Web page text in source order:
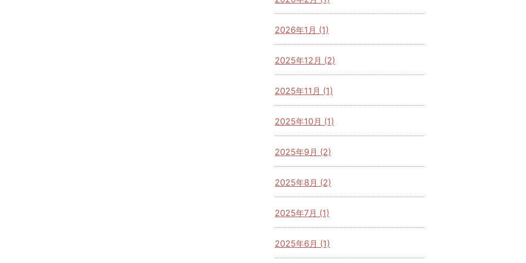
2026年1月 (1)
2025年12月 (2)
2025年11月 (1)
2025年10月 (1)
2025年9月 (2)
2025年8月 (2)
2025年7月 (1)
2025年6月 (1)